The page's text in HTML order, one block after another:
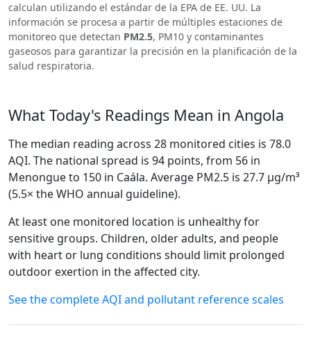
calculan utilizando el estándar de la EPA de EE. UU. La
información se procesa a partir de múltiples estaciones de
monitoreo que detectan PM2.5, PM10 y contaminantes
gaseosos para garantizar la precisión en la planificación de la
salud respiratoria.
What Today's Readings Mean in Angola
The median reading across 28 monitored cities is 78.0
AQI. The national spread is 94 points, from 56 in
Menongue to 150 in Caála. Average PM2.5 is 27.7 µg/m³
(5.5× the WHO annual guideline).
At least one monitored location is unhealthy for
sensitive groups. Children, older adults, and people
with heart or lung conditions should limit prolonged
outdoor exertion in the affected city.
See the complete AQI and pollutant reference scales